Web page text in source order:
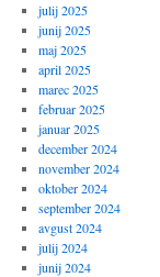
julij 2025
junij 2025
maj 2025
april 2025
marec 2025
februar 2025
januar 2025
december 2024
november 2024
oktober 2024
september 2024
avgust 2024
julij 2024
junij 2024